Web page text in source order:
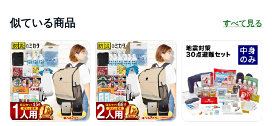
似ている商品 すべて見る